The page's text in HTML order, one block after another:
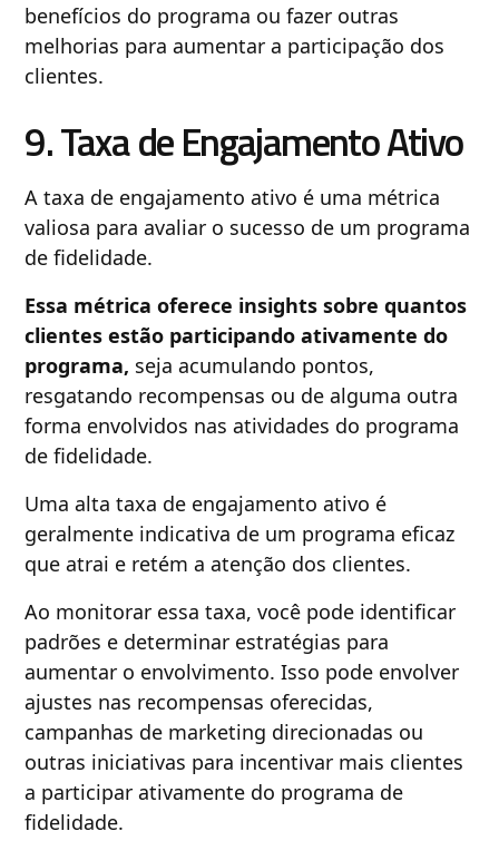
benefícios do programa ou fazer outras
melhorias para aumentar a participação dos
clientes.
9. Taxa de Engajamento Ativo
A taxa de engajamento ativo é uma métrica
valiosa para avaliar o sucesso de um programa
de fidelidade.
Essa métrica oferece insights sobre quantos
clientes estão participando ativamente do
programa, seja acumulando pontos,
resgatando recompensas ou de alguma outra
forma envolvidos nas atividades do programa
de fidelidade.
Uma alta taxa de engajamento ativo é
geralmente indicativa de um programa eficaz
que atrai e retém a atenção dos clientes.
Ao monitorar essa taxa, você pode identificar
padrões e determinar estratégias para
aumentar o envolvimento. Isso pode envolver
ajustes nas recompensas oferecidas,
campanhas de marketing direcionadas ou
outras iniciativas para incentivar mais clientes
a participar ativamente do programa de
fidelidade.